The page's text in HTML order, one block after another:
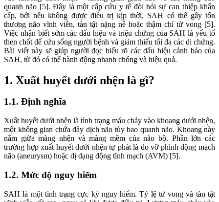
quanh não [5]. Đây là một cấp cứu y tế đòi hỏi sự can thiệp khẩn
cấp, bởi nếu không được điều trị kịp thời, SAH có thể gây tổn
thương não vĩnh viễn, tàn tật nặng nề hoặc thậm chí tử vong [5].
Việc nhận biết sớm các dấu hiệu và triệu chứng của SAH là yếu tố
then chốt để cứu sống người bệnh và giảm thiểu tối đa các di chứng.
Bài viết này sẽ giúp người đọc hiểu rõ các dấu hiệu cảnh báo của
SAH, từ đó có thể hành động nhanh chóng và hiệu quả.
1. Xuất huyết dưới nhện là gì?
1.1. Định nghĩa
Xuất huyết dưới nhện là tình trạng máu chảy vào khoang dưới nhện,
một không gian chứa đầy dịch não tủy bao quanh não. Khoang này
nằm giữa màng nhện và màng mềm của não bộ. Phần lớn các
trường hợp xuất huyết dưới nhện tự phát là do vỡ phình động mạch
não (aneurysm) hoặc dị dạng động tĩnh mạch (AVM) [5].
1.2. Mức độ nguy hiểm
SAH là một tình trạng cực kỳ nguy hiểm. Tỷ lệ tử vong và tàn tật